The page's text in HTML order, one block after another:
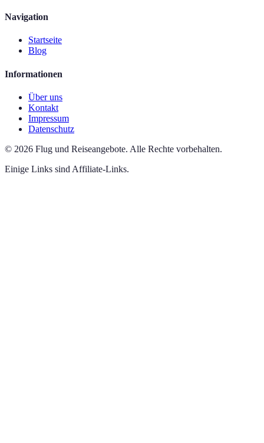
Navigation
Startseite
Blog
Informationen
Über uns
Kontakt
Impressum
Datenschutz
© 2026 Flug und Reiseangebote. Alle Rechte vorbehalten.
Einige Links sind Affiliate-Links.